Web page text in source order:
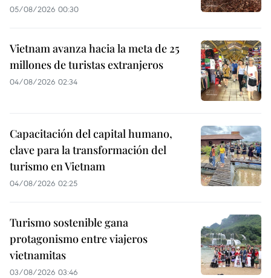
05/08/2026 00:30
Vietnam avanza hacia la meta de 25
millones de turistas extranjeros
04/08/2026 02:34
Capacitación del capital humano,
clave para la transformación del
turismo en Vietnam
04/08/2026 02:25
Turismo sostenible gana
protagonismo entre viajeros
vietnamitas
03/08/2026 03:46